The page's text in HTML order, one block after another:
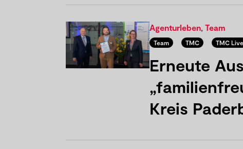
Agenturleben ,Team
Team TMC TMC Live
Erneute
Kreis